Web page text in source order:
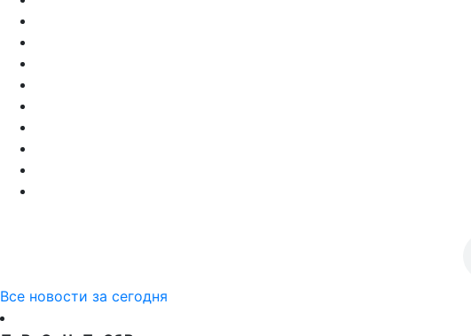
Все новости за сегодня